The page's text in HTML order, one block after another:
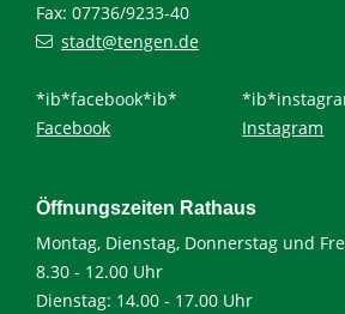
Fax: 07736/9233-40
stadt@tengen.de
*ib*facebook*ib*
Facebook
Instagram
Öffnungszeiten Rathaus
Montag, Dienstag, Donnerstag und
8.30 - 12.00 Uhr
Dienstag: 14.00 - 17.00 Uhr